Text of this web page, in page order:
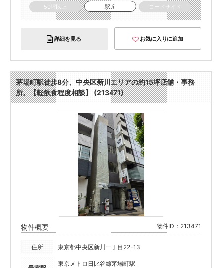
50坪以上
駅近 ロードサイド
詳細を見る お気に入りに追加
茅場町駅徒歩8分、中央区新川エリアの約15坪店舗・事務
所。【軽飲食程度相談】 (213471)
物件概要 物件ID：213471
住所 東京都中央区新川一丁目22-13
東京メトロ日比谷線茅場町駅